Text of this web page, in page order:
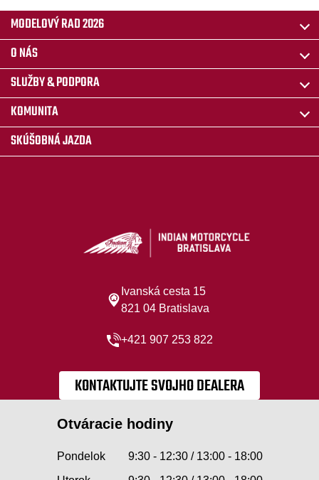
MODELOVÝ RAD 2026
O NÁS
SLUŽBY & PODPORA
KOMUNITA
SKÚŠOBNÁ JAZDA
Ivanská cesta 15
821 04 Bratislava
+421 907 253 822
KONTAKTUJTE SVOJHO DEALERA
Otváracie hodiny
Pondelok
9:30 - 12:30 / 13:00 - 18:00